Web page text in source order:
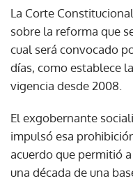
La Corte
sobre la reforma que
cual será convocado
días, como establece
vigencia desde 2008.
El exgobernante
impulsó esa
acuerdo que permitió
una década de una